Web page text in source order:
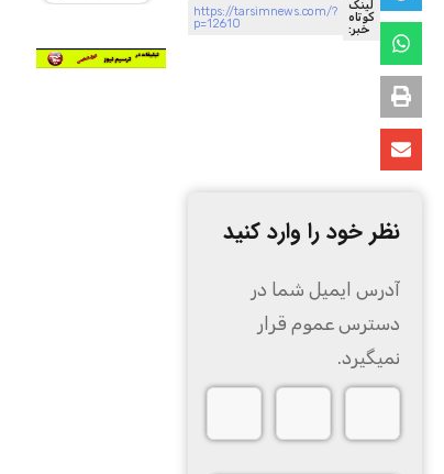
لینک
کوتاه
خبر:
https://tarsimnews.com/?
p=12610
نظر خود را وارد کنید
آدرس ایمیل شما در
دسترس عموم قرار
نمیگیرد.